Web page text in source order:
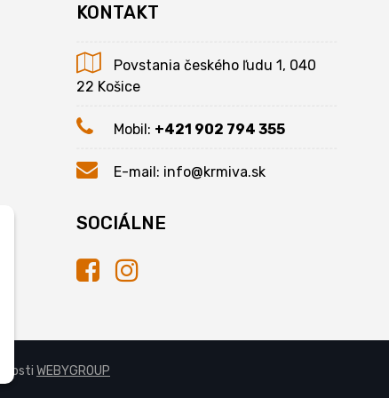
KONTAKT
Povstania českého ľudu 1, 040
22 Košice
Mobil: +421 902 794 355
E-mail: info@krmiva.sk
SOCIÁLNE
WEBYGROUP